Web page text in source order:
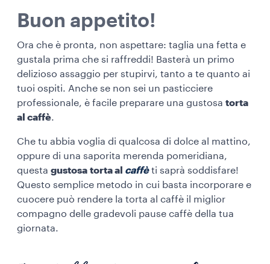
Buon appetito!
Ora che è pronta, non aspettare: taglia una fetta e
gustala prima che si raffreddi! Basterà un primo
delizioso assaggio per stupirvi, tanto a te quanto ai
tuoi ospiti. Anche se non sei un pasticciere
professionale, è facile preparare una gustosa torta
al caffè.
Che tu abbia voglia di qualcosa di dolce al mattino,
oppure di una saporita merenda pomeridiana,
questa gustosa torta al caffèti saprà soddisfare!
Questo semplice metodo in cui basta incorporare e
cuocere può rendere la torta al caffè il miglior
compagno delle gradevoli pause caffè della tua
giornata.